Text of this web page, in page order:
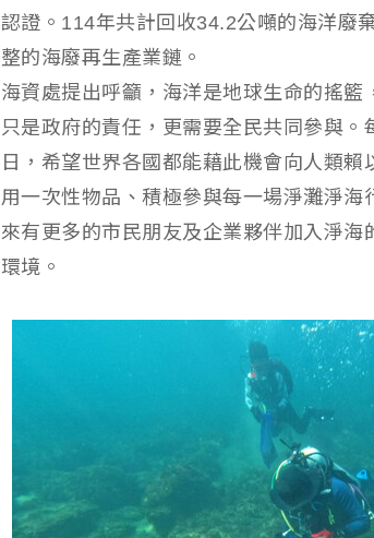
認證。114年共計回收34.2公噸的海洋廢
整的海廢再生產業鏈。
海資處提出呼籲，海洋是地球生命的搖
只是政府的責任，更需要全民共同參與
日，希望世界各國都能藉此機會向人類
用一次性物品、積極參與每一場淨灘淨
來有更多的市民朋友及企業夥伴加入淨
環境。